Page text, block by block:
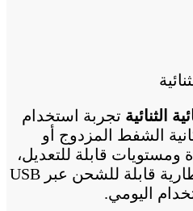
الثنائية تجربة استخدام
الشفط المزدوج أو
ومستويات قابلة للتعديل،
وشاشة LED واضحة، وبطارية قابلة للشحن عبر USB
اليومي.